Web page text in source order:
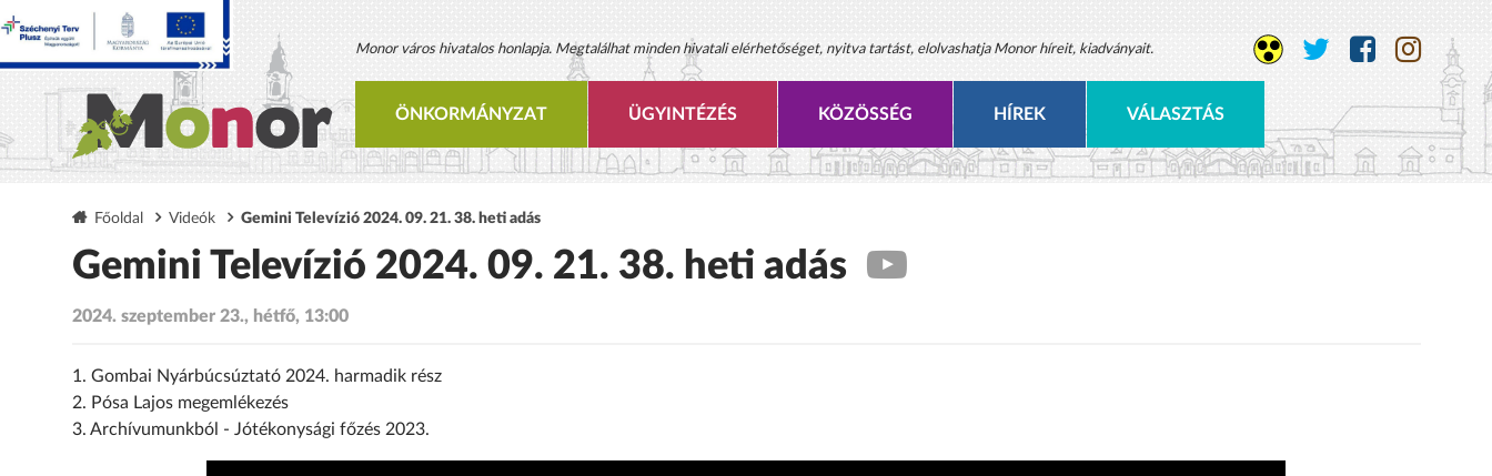
Monor város hivatalos honlapja. Megtalálhat minden hivatali elérhetőséget, nyitva tartást, elolvashatja Monor híreit, kiadványait.
ÖNKORMÁNYZAT ÜGYINTÉZÉS KÖZÖSSÉG HÍREK VÁLASZTÁS
Főoldal Videók Gemini Televízió 2024. 09. 21. 38. heti adás
Gemini Televízió 2024. 09. 21. 38. heti adás
2024. szeptember 23., hétfő, 13:00
1. Gombai Nyárbúcsúztató 2024. harmadik rész
2. Pósa Lajos megemlékezés
3. Archívumunkból - Jótékonysági főzés 2023.